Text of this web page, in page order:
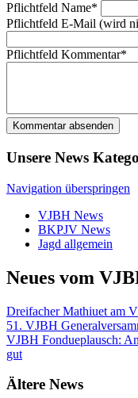
Pflichtfeld Name*
Pflichtfeld E-Mail (wird
Pflichtfeld Kommentar*
Kommentar absenden
Unsere News
Navigation überspringen
VJBH News
BKPJV News
Jagd allgemein
Neues vom
Dreifacher Mathiuet am
51. VJBH
VJBH Fondueplausch:
gut
Ältere News